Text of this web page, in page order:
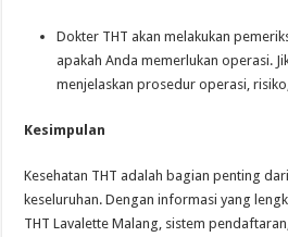
Dokter THT akan melakukan
apakah Anda memerlukan operasi.
menjelaskan prosedur operasi,
Kesimpulan
Kesehatan THT adalah bagian penting
keseluruhan. Dengan informasi yang
THT Lavalette Malang, sistem